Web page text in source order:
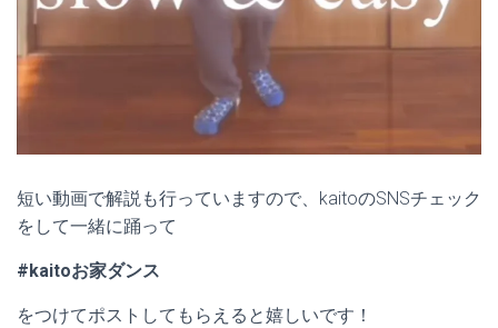
短い動画で解説も行っていますので、kaitoのSNSチェック
をして一緒に踊って
#kaitoお家ダンス
をつけてポストしてもらえると嬉しいです！